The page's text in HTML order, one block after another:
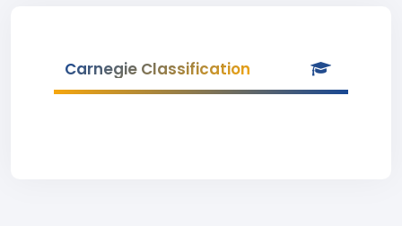
Carnegie Classification